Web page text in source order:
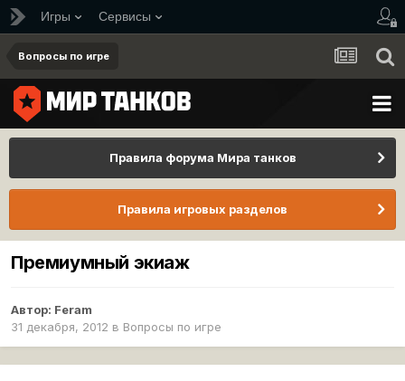
Игры Сервисы
Вопросы по игре
Правила форума Мира танков
Правила игровых разделов
Премиумный экиаж
Автор: Feram
31 декабря, 2012 в Вопросы по игре